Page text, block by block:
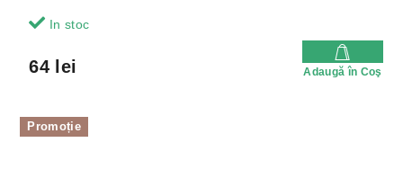
In stoc
64 lei Adaugă în Coş
Promoție